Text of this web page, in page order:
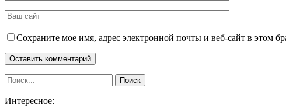
Сохраните мое имя, адрес электронной почты и веб-сайт в этом
Интересное: